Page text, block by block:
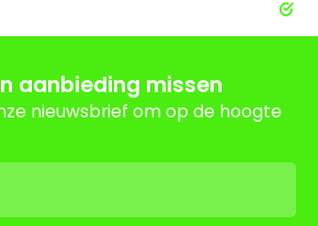
aanbieding missen
nieuwsbrief om op de hoogte